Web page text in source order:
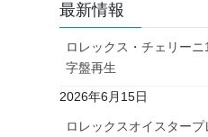
最新情報
ロレックス・チェリー
字盤再生
2026年6月15日
ロレックスオイスタープ